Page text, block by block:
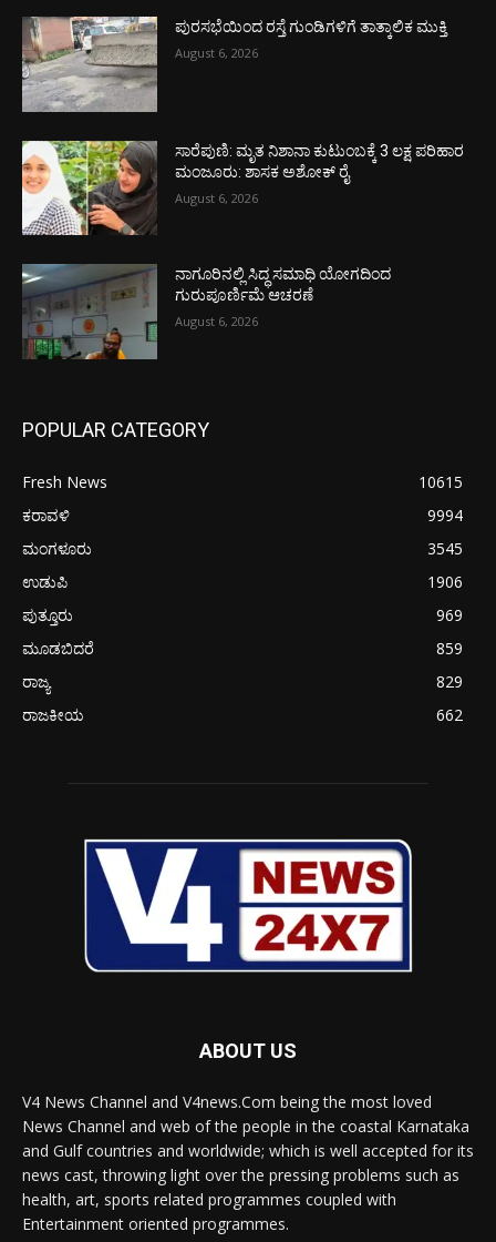
ಪುರಸಭೆಯಿಂದ ರಸ್ತೆ ಗುಂಡಿಗಳಿಗೆ ತಾತ್ಕಾಲಿಕ ಮುಕ್ತಿ
August 6, 2026
ಸಾರೆಪುಣಿ: ಮೃತ ನಿಶಾನಾ ಕುಟುಂಬಕ್ಕೆ 3 ಲಕ್ಷ ಪರಿಹಾರ
ಮಂಜೂರು: ಶಾಸಕ ಅಶೋಕ್ ರೈ
August 6, 2026
ನಾಗೂರಿನಲ್ಲಿ ಸಿದ್ಧ ಸಮಾಧಿ ಯೋಗದಿಂದ
ಗುರುಪೂರ್ಣಿಮೆ ಆಚರಣೆ
August 6, 2026
POPULAR CATEGORY
Fresh News
10615
ಕರಾವಳಿ
9994
ಮಂಗಳೂರು
3545
ಉಡುಪಿ
1906
ಪುತ್ತೂರು
969
ಮೂಡಬಿದರೆ
859
ರಾಜ್ಯ
829
ರಾಜಕೀಯ
662
ABOUT US
V4 News Channel and V4news.Com being the most loved
News Channel and web of the people in the coastal Karnataka
and Gulf countries and worldwide; which is well accepted for its
news cast, throwing light over the pressing problems such as
health, art, sports related programmes coupled with
Entertainment oriented programmes.